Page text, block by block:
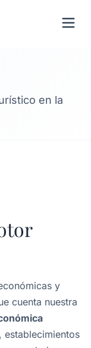
en la
y
cuenta nuestra
establecimientos